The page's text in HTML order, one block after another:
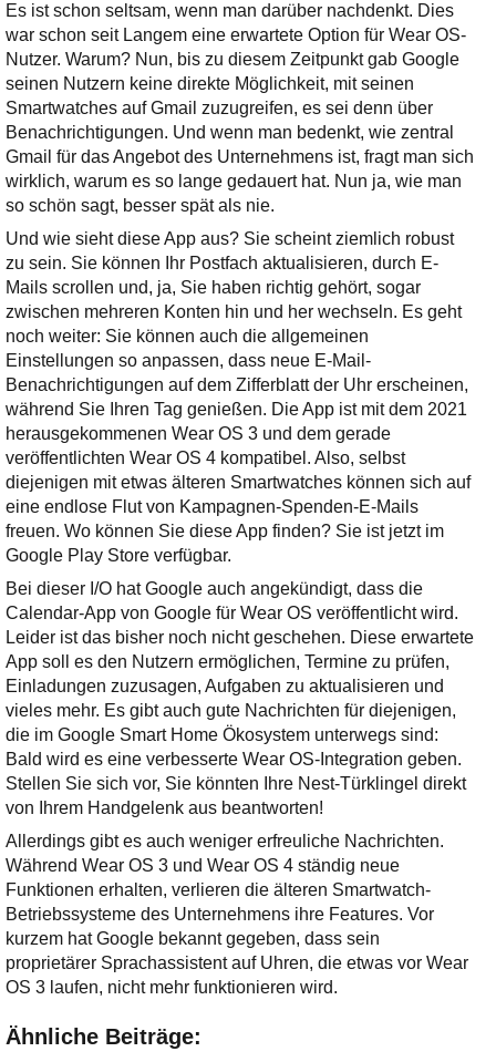
Es ist schon seltsam, wenn man darüber nachdenkt. Dies
war schon seit Langem eine erwartete Option für Wear OS-
Nutzer. Warum? Nun, bis zu diesem Zeitpunkt gab Google
seinen Nutzern keine direkte Möglichkeit, mit seinen
Smartwatches auf Gmail zuzugreifen, es sei denn über
Benachrichtigungen. Und wenn man bedenkt, wie zentral
Gmail für das Angebot des Unternehmens ist, fragt man sich
wirklich, warum es so lange gedauert hat. Nun ja, wie man
so schön sagt, besser spät als nie.
Und wie sieht diese App aus? Sie scheint ziemlich robust
zu sein. Sie können Ihr Postfach aktualisieren, durch E-
Mails scrollen und, ja, Sie haben richtig gehört, sogar
zwischen mehreren Konten hin und her wechseln. Es geht
noch weiter: Sie können auch die allgemeinen
Einstellungen so anpassen, dass neue E-Mail-
Benachrichtigungen auf dem Zifferblatt der Uhr erscheinen,
während Sie Ihren Tag genießen. Die App ist mit dem 2021
herausgekommenen Wear OS 3 und dem gerade
veröffentlichten Wear OS 4 kompatibel. Also, selbst
diejenigen mit etwas älteren Smartwatches können sich auf
eine endlose Flut von Kampagnen-Spenden-E-Mails
freuen. Wo können Sie diese App finden? Sie ist jetzt im
Google Play Store verfügbar.
Bei dieser I/O hat Google auch angekündigt, dass die
Calendar-App von Google für Wear OS veröffentlicht wird.
Leider ist das bisher noch nicht geschehen. Diese erwartete
App soll es den Nutzern ermöglichen, Termine zu prüfen,
Einladungen zuzusagen, Aufgaben zu aktualisieren und
vieles mehr. Es gibt auch gute Nachrichten für diejenigen,
die im Google Smart Home Ökosystem unterwegs sind:
Bald wird es eine verbesserte Wear OS-Integration geben.
Stellen Sie sich vor, Sie könnten Ihre Nest-Türklingel direkt
von Ihrem Handgelenk aus beantworten!
Allerdings gibt es auch weniger erfreuliche Nachrichten.
Während Wear OS 3 und Wear OS 4 ständig neue
Funktionen erhalten, verlieren die älteren Smartwatch-
Betriebssysteme des Unternehmens ihre Features. Vor
kurzem hat Google bekannt gegeben, dass sein
proprietärer Sprachassistent auf Uhren, die etwas vor Wear
OS 3 laufen, nicht mehr funktionieren wird.
Ähnliche Beiträge: